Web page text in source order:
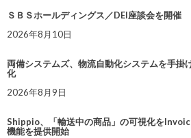
ＳＢＳホールディングス／DEI座談会を開催
2026年8月10日
両備システムズ、物流自動化システムを手掛
化
2026年8月9日
Shippio、「輸送中の商品」の可視化を
機能を提供開始